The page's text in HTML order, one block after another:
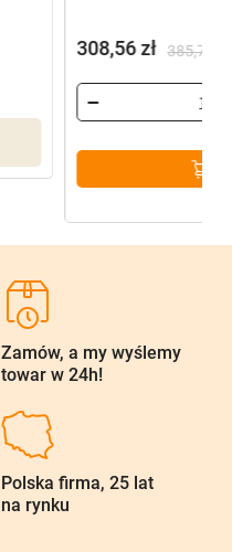
385,70
cena
wynosiła:
385,70 zł.
308,56zł
cena
wynosi:
308,56 zł.
Zamów, a my wyślemy
towar w 24h!
Polska firma, 25 lat
na rynku